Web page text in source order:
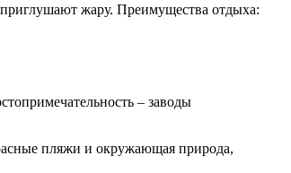
жару. Преимущества отдыха:
– заводы
пляжи и окружающая природа,